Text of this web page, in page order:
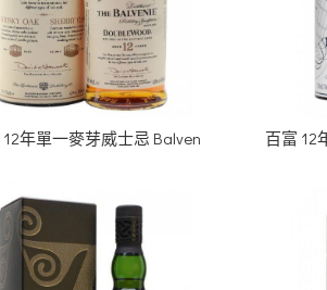
年單一麥芽威士忌 Balven 百富 12